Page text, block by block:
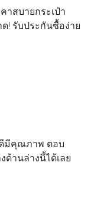
สบายกระเป๋า
! รับประกันซื้อง่าย
ดีมีคุณภาพ ตอบ
านล่างนี้ได้เลย